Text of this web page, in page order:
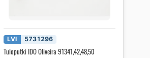
LVI 5731296
Tuloputki IDO Oliveira 91341,42,48,50